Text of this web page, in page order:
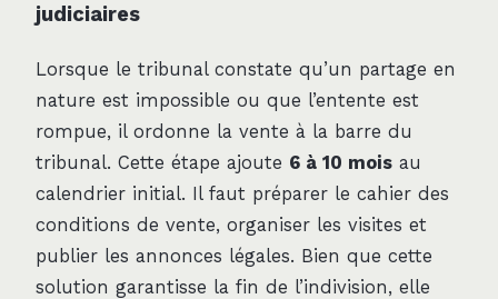
judiciaires
Lorsque le tribunal constate qu’un partage en
nature est impossible ou que l’entente est
rompue, il ordonne la vente à la barre du
tribunal. Cette étape ajoute 6 à 10 mois au
calendrier initial. Il faut préparer le cahier des
conditions de vente, organiser les visites et
publier les annonces légales. Bien que cette
solution garantisse la fin de l’indivision, elle